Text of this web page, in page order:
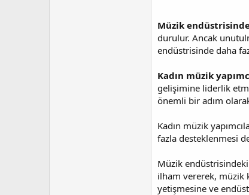
Müzik
durulur. Ancak
endüstrisinde daha
Kadın müzik
gelişimine liderlik
önemli bir adım
Kadın müzik
fazla desteklenmesi
Müzik endüstrisindeki
ilham vererek, müzik
yetişmesine ve